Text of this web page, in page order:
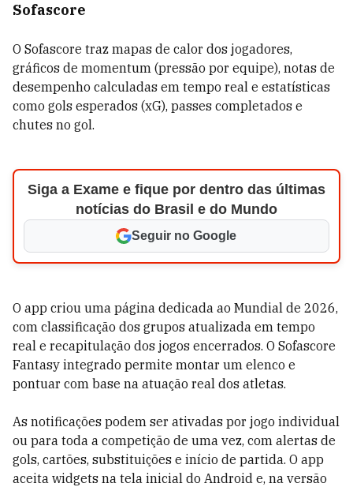
Sofascore
O Sofascore traz mapas de calor dos jogadores,
gráficos de momentum (pressão por equipe), notas de
desempenho calculadas em tempo real e estatísticas
como gols esperados (xG), passes completados e
chutes no gol.
Siga a Exame e fique por dentro das últimas
notícias do Brasil e do Mundo
Seguir no Google
O app criou uma página dedicada ao Mundial de 2026,
com classificação dos grupos atualizada em tempo
real e recapitulação dos jogos encerrados. O Sofascore
Fantasy integrado permite montar um elenco e
pontuar com base na atuação real dos atletas.
As notificações podem ser ativadas por jogo individual
ou para toda a competição de uma vez, com alertas de
gols, cartões, substituições e início de partida. O app
aceita widgets na tela inicial do Android e, na versão